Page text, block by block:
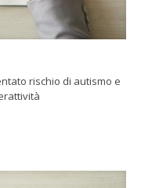
rischio di autismo e